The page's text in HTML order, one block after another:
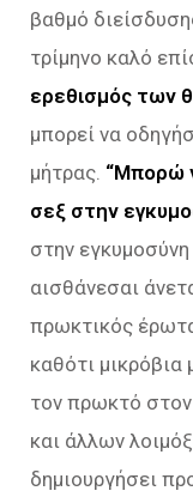
βαθμό
τρίμηνο καλό
ερεθισμός των
μπορεί να
μήτρας. “Μπορώ
σεξ στην
στην
αισθάνεσαι
πρωκτικός
καθότι μικρόβια
τον πρωκτό στον
και άλλων
δημιουργήσει